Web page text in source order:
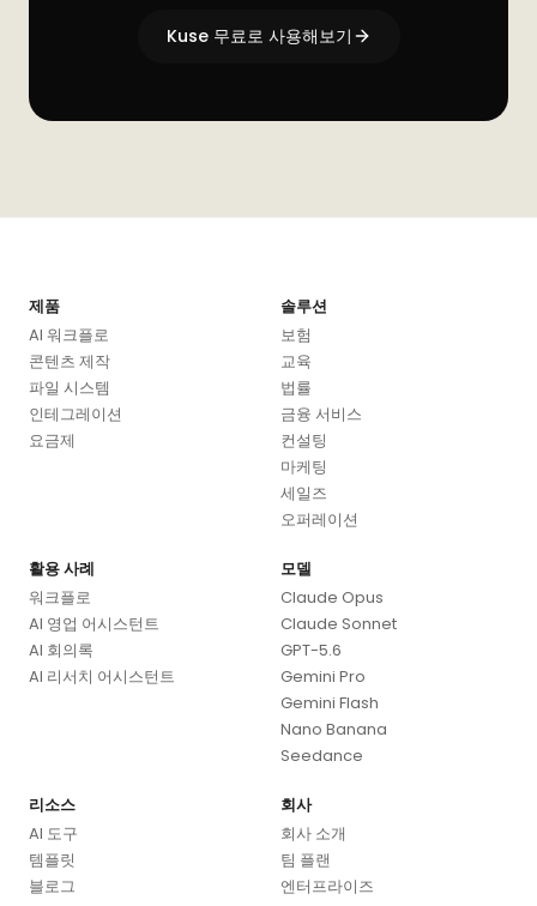
Kuse 무료로 사용해보기
제품
AI 워크플로
콘텐츠 제작
파일 시스템
인테그레이션
요금제
솔루션
보험
교육
법률
금융 서비스
컨설팅
마케팅
세일즈
오퍼레이션
활용 사례
워크플로
AI 영업 어시스턴트
AI 회의록
AI 리서치 어시스턴트
모델
Claude Opus
Claude Sonnet
GPT-5.6
Gemini Pro
Gemini Flash
Nano Banana
Seedance
리소스
AI 도구
템플릿
블로그
회사
회사 소개
팀 플랜
엔터프라이즈